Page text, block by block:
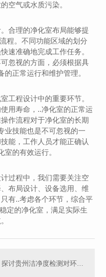
空气或水质污染。
合理的净化室布局能够提
程。不同功能区域的划分
速准确地完成工作任务。
忽视的方面，必须根据具
正常运行和维护管理。
工程设计中的重要环节。
用寿命，..净化室的正常运
作流程对于净化室的长期
业技能也是不可忽视的一
能，工作人员才能正确认
的有效运行。
过程中，我们需要关注空
布局设计、设备选用、维
有..考虑各个环节，综合平
定的净化室，满足实际生